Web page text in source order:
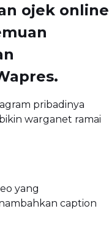
ojek online
pribadinya
warganet ramai
yang
caption